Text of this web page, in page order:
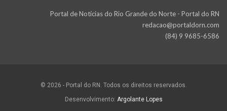
Portal de Notícias do Rio Grande do Norte - Portal do RN
redacao@portaldorn.com
(84) 9 9685-6586
© 2026 - Portal do RN. Todos os direitos reservados.
Desenvolvimento: Argolante Lopes